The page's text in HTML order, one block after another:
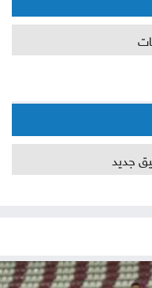
جديد